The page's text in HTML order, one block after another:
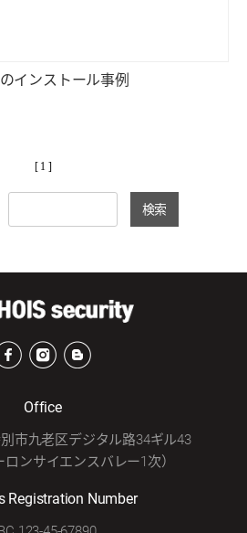
インストール事例
[ 1 ]
検索
Office
市九老区デジタル路34ギル43
ロンサイエンスバレー1次）
Registration Number